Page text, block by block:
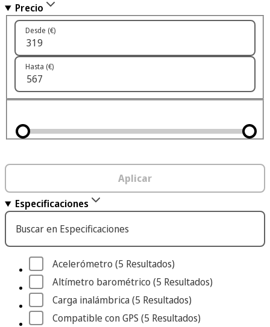
Precio
Desde (€)
Hasta (€)
Aplicar
Especificaciones
Buscar en Especificaciones
Acelerómetro (5 Resultados)
Altímetro barométrico (5 Resultados)
Carga inalámbrica (5 Resultados)
Compatible con GPS (5 Resultados)